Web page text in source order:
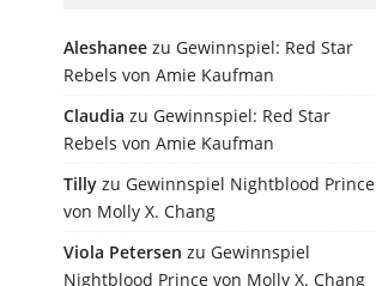
Aleshanee zu Gewinnspiel: Red Star
Rebels von Amie Kaufman
Claudia zu Gewinnspiel: Red Star
Rebels von Amie Kaufman
Tilly zu Gewinnspiel Nightblood Prince
von Molly X. Chang
Viola Petersen zu Gewinnspiel
Nightblood Prince von Molly X. Chang